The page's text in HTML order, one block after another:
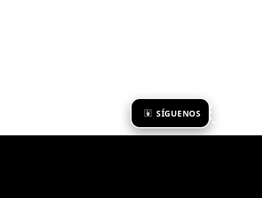
SÍGUENOS